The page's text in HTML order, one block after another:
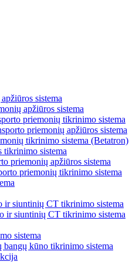
sistema
apžiūros sistema
priemonių tikrinimo sistema
priemonių apžiūros sistema
tikrinimo sistema (Betatron)
tikrinimo sistema
priemonių apžiūros sistema
priemonių tikrinimo sistema
ir siuntinių CT tikrinimo sistema
ir siuntinių CT tikrinimo sistema
sistema
kūno tikrinimo sistema